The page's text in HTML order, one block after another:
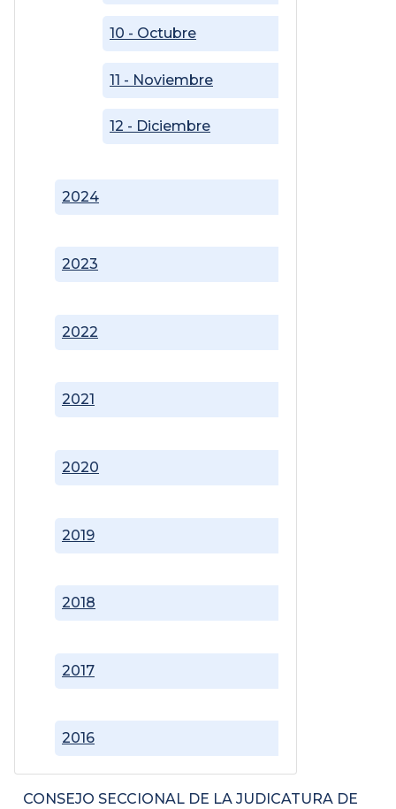
2016
2017
2018
2019
2020
2021
2022
2023
2024
10 - Octubre
11 - Noviembre
12 - Diciembre
CONSEJO SECCIONAL DE LA JUDICATURA DE